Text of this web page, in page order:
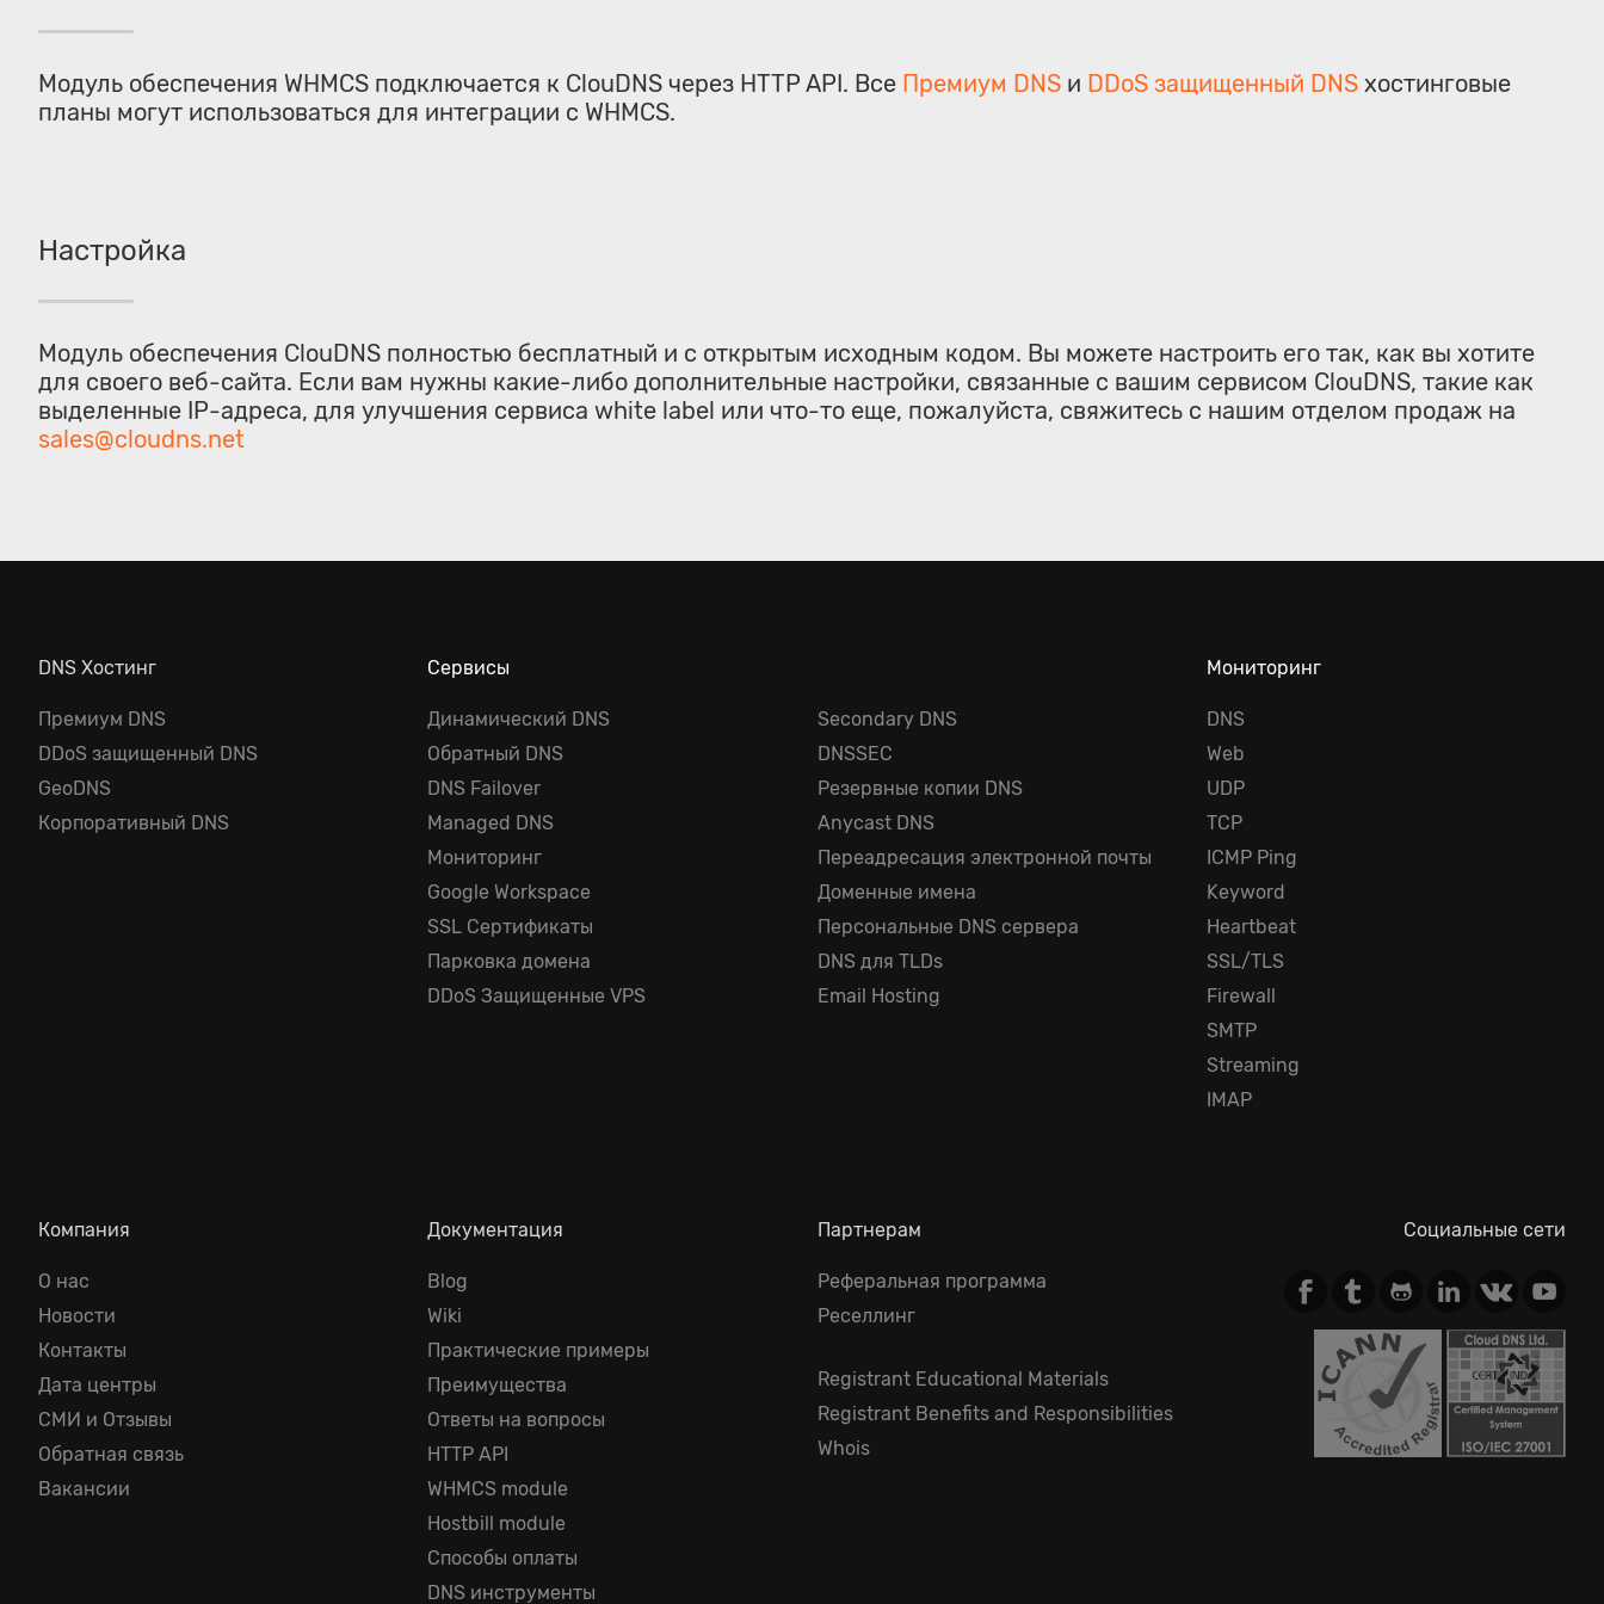
Модуль обеспечения WHMCS подключается к ClouDNS через HTTP API. Все Премиум DNS и DDoS защищенный DNS хостинговые
планы могут использоваться для интеграции с WHMCS.
Настройка
Модуль обеспечения ClouDNS полностью бесплатный и с открытым исходным кодом. Вы можете настроить его так, как вы хотите
для своего веб-сайта. Если вам нужны какие-либо дополнительные настройки, связанные с вашим сервисом ClouDNS, такие как
выделенные IP-адреса, для улучшения сервиса white label или что-то еще, пожалуйста, свяжитесь с нашим отделом продаж на
sales@cloudns.net
DNS Хостинг
Премиум DNS
DDoS защищенный DNS
GeoDNS
Корпоративный DNS
Сервисы
Динамический DNS
Обратный DNS
DNS Failover
Managed DNS
Мониторинг
Google Workspace
SSL Сертификаты
Парковка домена
DDoS Защищенные VPS
Secondary DNS
DNSSEC
Резервные копии DNS
Anycast DNS
Переадресация электронной почты
Доменные имена
Персональные DNS сервера
DNS для TLDs
Email Hosting
Мониторинг
DNS
Web
UDP
TCP
ICMP Ping
Keyword
Heartbeat
SSL/TLS
Firewall
SMTP
Streaming
IMAP
Компания
О нас
Новости
Контакты
Дата центры
СМИ и Отзывы
Обратная cвязь
Вакансии
Документация
Blog
Wiki
Практические примеры
Преимущества
Ответы на вопросы
HTTP API
WHMCS module
Hostbill module
Способы оплаты
DNS инструменты
Партнерам
Реферальная программа
Реселлинг
Registrant Educational Materials
Registrant Benefits and Responsibilities
Whois
Социальные сети